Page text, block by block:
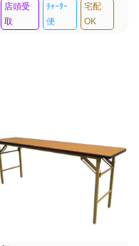
店頭受
取
ﾁｬｰﾀｰ
便
宅配
OK